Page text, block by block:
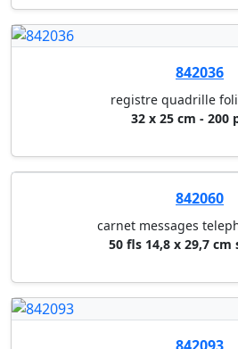
652420
bon de vestiaire
carton de 20 carnets
841002
bloc de
10 x 16 cm
Muller & Wegener S.à.r.l.